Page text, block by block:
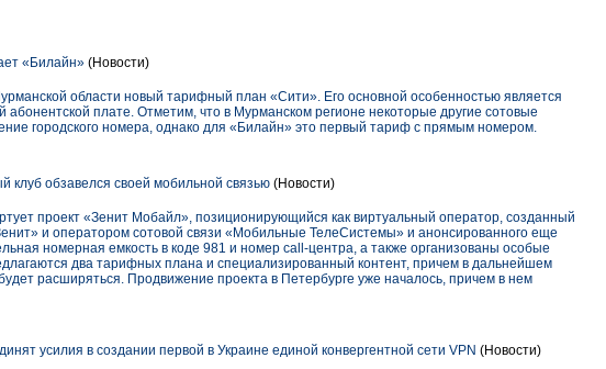
«Билайн» (Новости)
области новый тарифный план «Сити». Его основной особенностью является
плате. Отметим, что в Мурманском регионе некоторые другие сотовые
городского номера, однако для «Билайн» это первый тариф с прямым номером.
клуб обзавелся своей мобильной связью (Новости)
проект «Зенит Мобайл», позиционирующийся как виртуальный оператор, созданный
и оператором сотовой связи «Мобильные ТелеСистемы» и анонсированного еще
номерная емкость в коде 981 и номер call-центра, а также организованы особые
два тарифных плана и специализированный контент, причем в дальнейшем
расширяться. Продвижение проекта в Петербурге уже началось, причем в нем
усилия в создании первой в Украине единой конвергентной сети VPN (Новости)